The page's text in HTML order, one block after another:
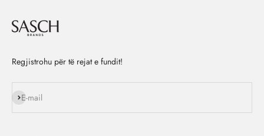
Regjistrohu për të rejat e fundit!
E-mail
Na ndiq